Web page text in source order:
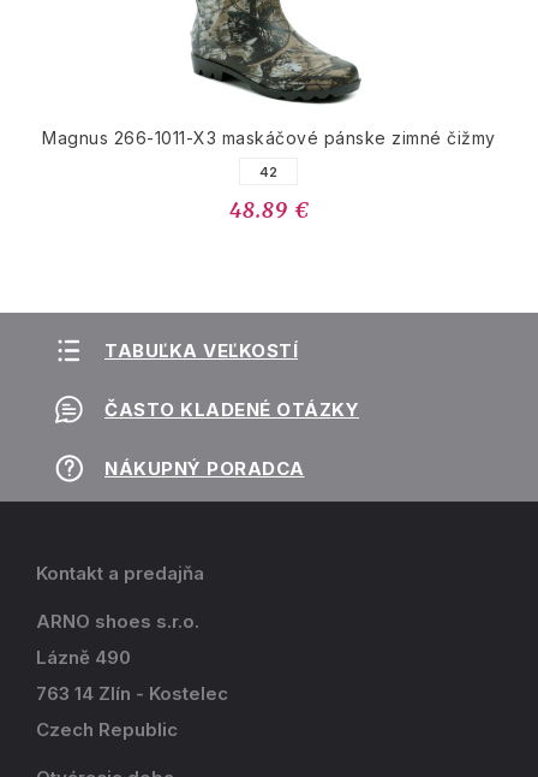
Magnus 266-1011-X3 maskáčové pánske zimné čižmy
42
48.89 €
TABUĽKA VEĽKOSTÍ
ČASTO KLADENÉ OTÁZKY
NÁKUPNÝ PORADCA
Kontakt a predajňa
ARNO shoes s.r.o.
Lázně 490
763 14 Zlín - Kostelec
Czech Republic